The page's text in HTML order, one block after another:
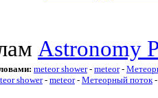
Astronomy
meteor shower- meteor-
shower- meteor- Метеорный поток